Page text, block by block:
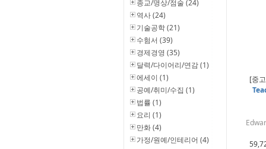
종교/명상/점술 (24)
역사 (24)
기술공학 (21)
수험서 (39)
경제경영 (35)
달력/다이어리/연감 (1)
에세이 (1)
공예/취미/수집 (1)
법률 (1)
요리 (1)
만화 (4)
가정/원예/인테리어 (4)
[중